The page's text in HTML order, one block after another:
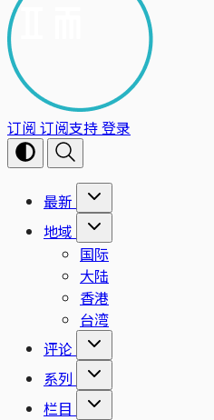
订阅 订阅支持登录
最新
地域
国际
大陆
香港
台湾
评论
系列
栏目